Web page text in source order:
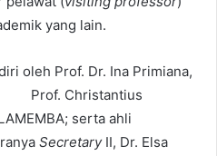
yang lain.
oleh Prof. Dr. Ina Primiana,
Prof. Christantius
serta ahli
SecretaryII, Dr. Elsa